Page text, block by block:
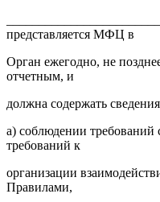
представляется МФЦ в
Орган ежегодно, не
отчетным, и
должна содержать
а) соблюдении требований
требований к
организации
Правилами,